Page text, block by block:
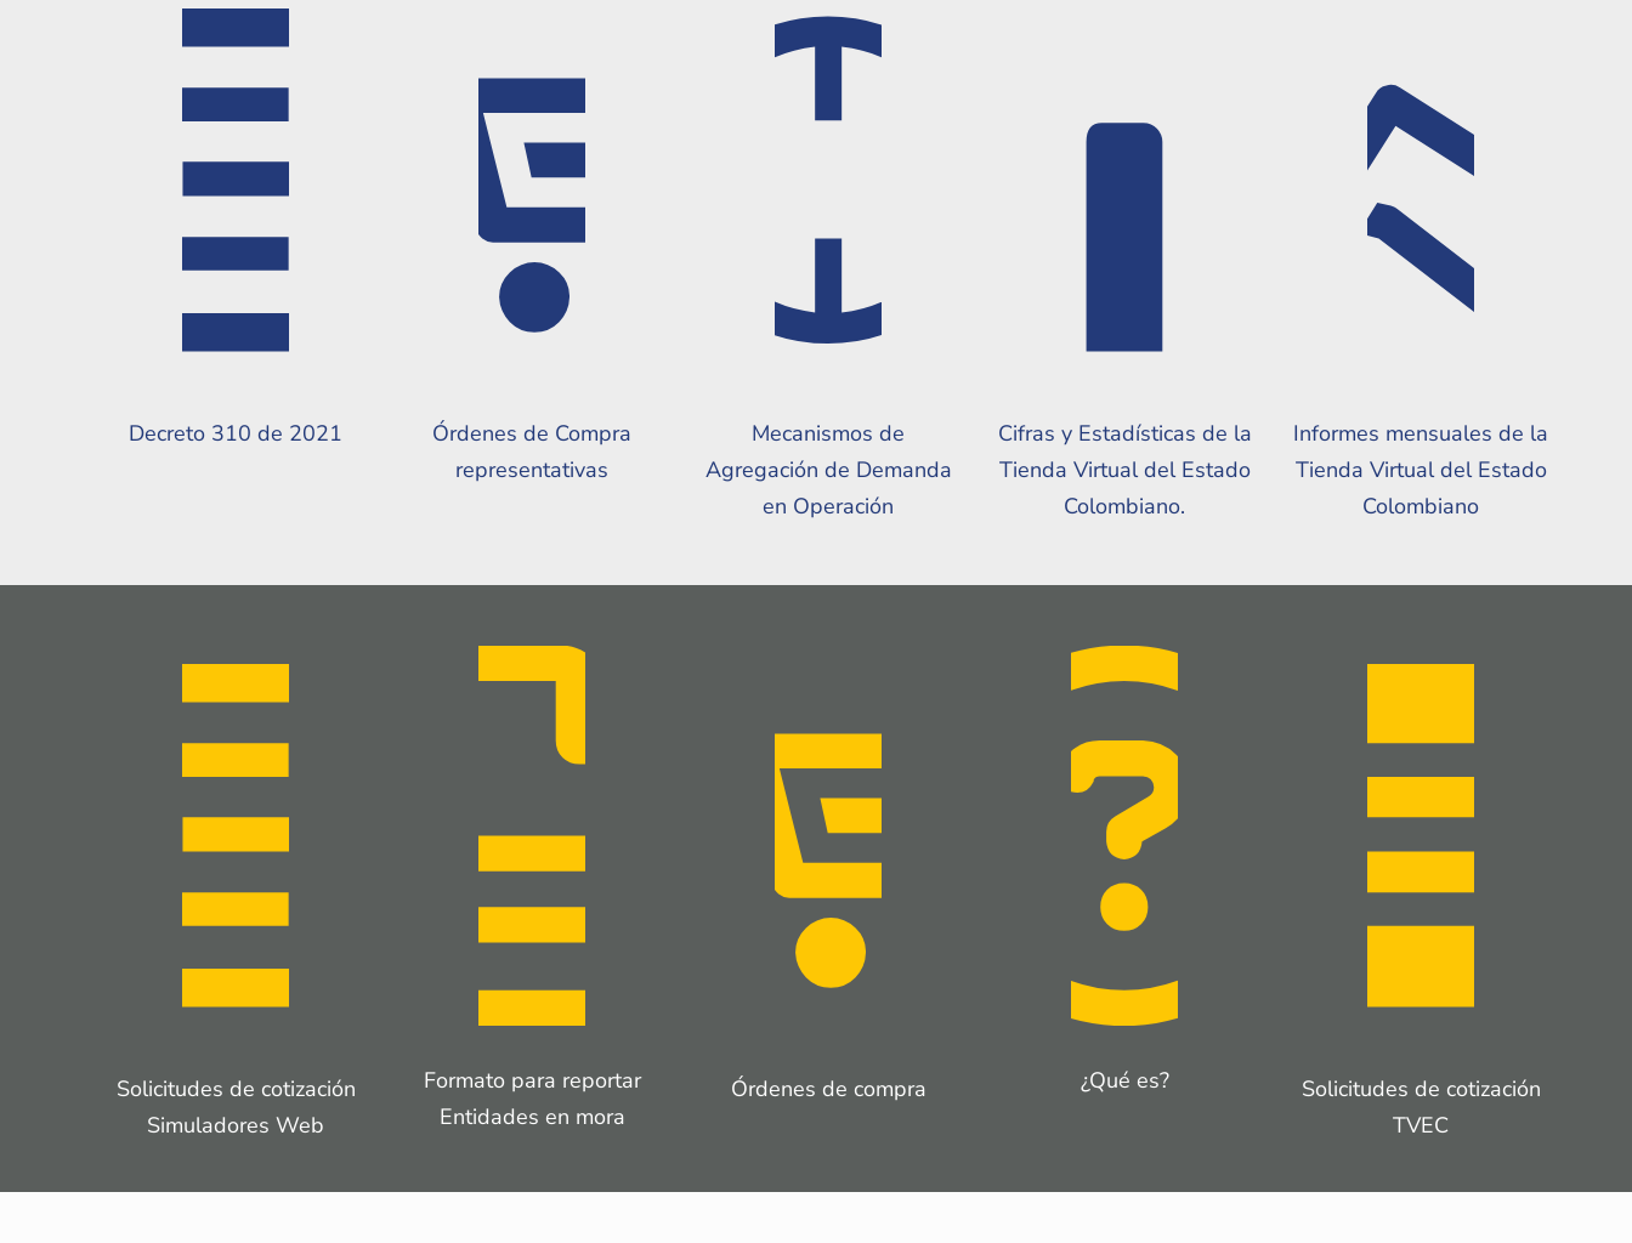
Decreto 310 de 2021
Órdenes de Compra
representativas
Mecanismos de
Agregación de Demanda
en Operación
Cifras y Estadísticas de la
Tienda Virtual del Estado
Colombiano.
Informes mensuales de la
Tienda Virtual del Estado
Colombiano
Solicitudes de cotización
Simuladores Web
Formato para reportar
Entidades en mora
Órdenes de compra ¿Qué es?
Solicitudes de cotización
TVEC